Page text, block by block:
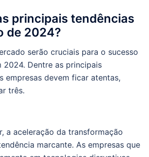
principais tendências
de 2024?
serão cruciais para o sucesso
2024. Dentre as principais
empresas devem ficar atentas,
três.
a aceleração da transformação
marcante. As empresas que